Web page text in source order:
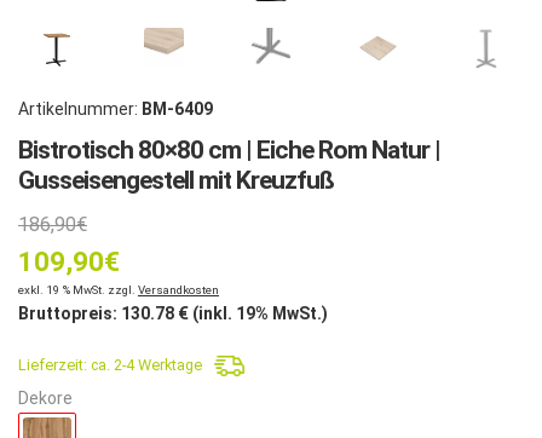
Artikelnummer: BM-6409
Bistrotisch 80×80 cm | Eiche Rom Natur |
Gusseisengestell mit Kreuzfuß
186,90€Ursprünglicher
Preis
war:
186,90€
109,90€
Aktueller
Preis
ist:
exkl. 19 % MwSt. zzgl. Versandkosten
Bruttopreis: 130.78 € (inkl. 19% MwSt.)
Lieferzeit: ca. 2-4 Werktage
Dekore